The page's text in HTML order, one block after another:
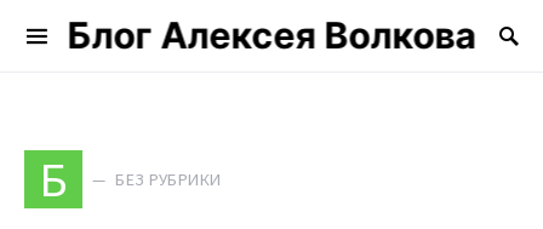
Блог Алексея Волкова
Search for:
Б БЕЗ РУБРИКИ